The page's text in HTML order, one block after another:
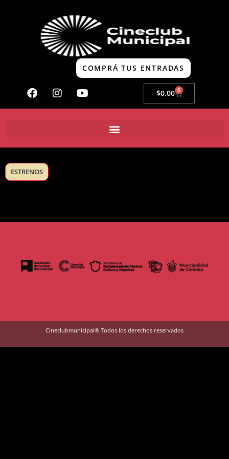
COMPRÁ TUS ENTRADAS
$0,00 0
ESTRENOS
Cineclubmunicipal® Todos los derechos reservados